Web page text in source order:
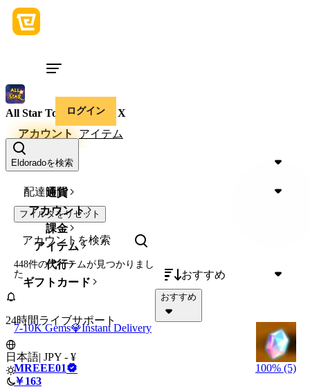
ログイン
Eldoradoを検索
通貨
アカウント
課金
アイテム
代行
ギフトカード
24時間ライブサポート
日本語| JPY - ¥
All Star Tower Defense X
アカウント
アイテム
価格
配達時間
フィルタをリセット
おすすめ
おすすめ
448件のアイテムが見つかりまし
た
7-10K Gems💎Instant Delivery
MREEE01
100% (5)
￥163